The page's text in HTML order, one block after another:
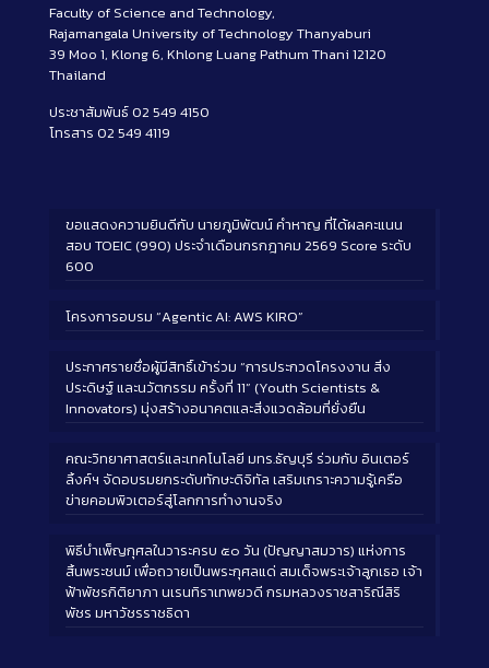
Faculty of Science and Technology,
Rajamangala University of Technology Thanyaburi
39 Moo 1, Klong 6, Khlong Luang Pathum Thani 12120
Thailand
ประชาสัมพันธ์ 02 549 4150
โทรสาร 02 549 4119
ขอแสดงความยินดีกับ นายภูมิพัฒน์ คำหาญ ที่ได้ผลคะแนน
สอบ TOEIC (990) ประจำเดือนกรกฎาคม 2569 Score ระดับ
600
โครงการอบรม “Agentic AI: AWS KIRO”
ประกาศรายชื่อผู้มีสิทธิ์เข้าร่วม “การประกวดโครงงาน สิ่ง
ประดิษฐ์ และนวัตกรรม ครั้งที่ 11” (Youth Scientists &
Innovators) มุ่งสร้างอนาคตและสิ่งแวดล้อมที่ยั่งยืน
คณะวิทยาศาสตร์และเทคโนโลยี มทร.ธัญบุรี ร่วมกับ อินเตอร์
ลิ้งค์ฯ จัดอบรมยกระดับทักษะดิจิทัล เสริมเกราะความรู้เครือ
ข่ายคอมพิวเตอร์สู่โลกการทำงานจริง
พิธีบำเพ็ญกุศลในวาระครบ ๕๐ วัน (ปัญญาสมวาร) แห่งการ
สิ้นพระชนม์ เพื่อถวายเป็นพระกุศลแด่ สมเด็จพระเจ้าลูกเธอ เจ้า
ฟ้าพัชรกิติยาภา นเรนทิราเทพยวดี กรมหลวงราชสาริณีสิริ
พัชร มหาวัชรราชธิดา